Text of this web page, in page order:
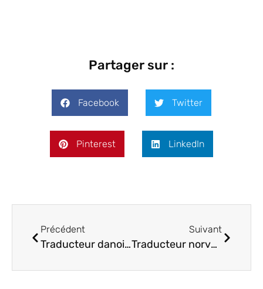
Partager sur :
Facebook Twitter
Pinterest LinkedIn
Précédent
Traducteur danois : pourquoi préférer une agence de traduction ?
Suivant
Traducteur norvégien professionnel : choisissez la qualité premium